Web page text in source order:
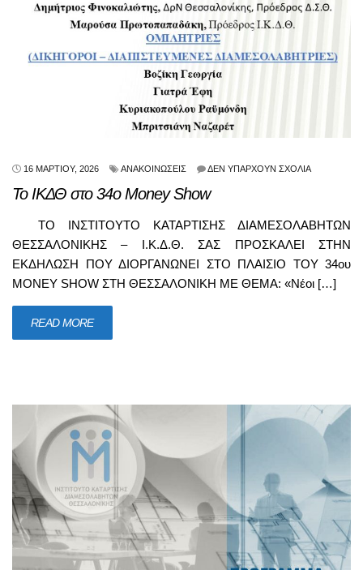
16 ΜΑΡΤΊΟΥ, 2026 ΑΝΑΚΟΙΝΏΣΕΙΣ ΔΕΝ ΥΠΆΡΧΟΥΝ ΣΧΌΛΙΑ
Το ΙΚΔΘ στο 34ο Money Show
ΤΟ ΙΝΣΤΙΤΟΥΤΟ ΚΑΤΑΡΤΙΣΗΣ ΔΙΑΜΕΣΟΛΑΒΗΤΩΝ
ΘΕΣΣΑΛΟΝΙΚΗΣ – Ι.Κ.Δ.Θ. ΣΑΣ ΠΡΟΣΚΑΛΕΙ ΣΤΗΝ
ΕΚΔΗΛΩΣΗ ΠΟΥ ΔΙΟΡΓΑΝΩΝΕΙ ΣΤΟ ΠΛΑΙΣΙΟ ΤΟΥ 34ου
MONEY SHOW ΣΤΗ ΘΕΣΣΑΛΟΝΙΚΗ ΜΕ ΘΕΜΑ: «Νέοι […]
READ MORE